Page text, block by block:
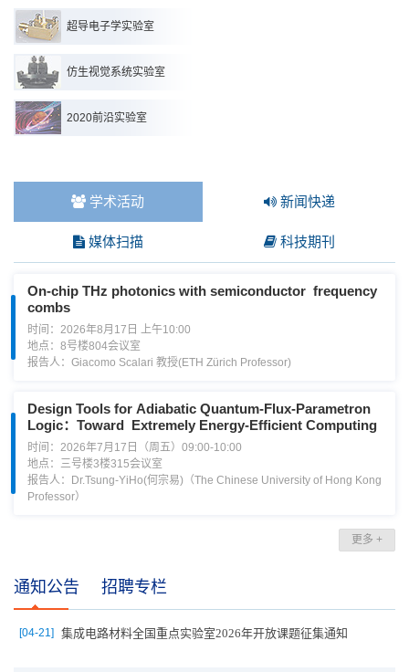
超导电子学实验室
仿生视觉系统实验室
2020前沿实验室
学术活动 新闻快递
媒体扫描 科技期刊
On-chip THz photonics with semiconductor frequency
combs
时间：2026年8月17日 上午10:00
地点：8号楼804会议室
报告人：Giacomo Scalari 教授(ETH Zürich Professor)
Design Tools for Adiabatic Quantum-Flux-Parametron
Logic：Toward Extremely Energy-Efficient Computing
时间：2026年7月17日（周五）09:00-10:00
地点：三号楼3楼315会议室
报告人：Dr.Tsung-YiHo(何宗易)（The Chinese University of Hong Kong
Professor）
更多 +
通知公告 招聘专栏
[04-21] 集成电路材料全国重点实验室2026年开放课题征集通知